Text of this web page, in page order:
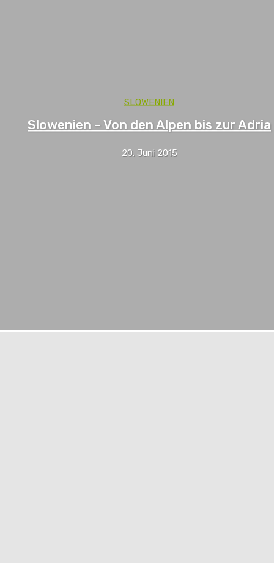
SLOWENIEN
Slowenien – Von den Alpen bis zur Adria
20. Juni 2015